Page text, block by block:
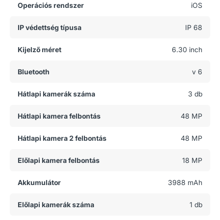
Operációs rendszer iOS
IP védettség típusa IP 68
Kijelző méret 6.30 inch
Bluetooth v 6
Hátlapi kamerák száma 3 db
Hátlapi kamera felbontás 48 MP
Hátlapi kamera 2 felbontás 48 MP
Előlapi kamera felbontás 18 MP
Akkumulátor 3988 mAh
Előlapi kamerák száma 1 db